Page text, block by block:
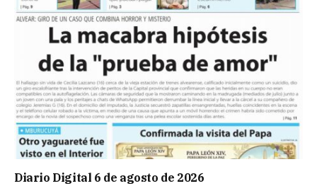
Diario Digital 6 de agosto de 2026